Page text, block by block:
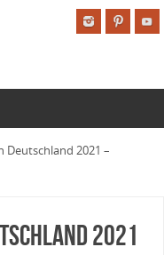
Deutschland 2021 –
2021